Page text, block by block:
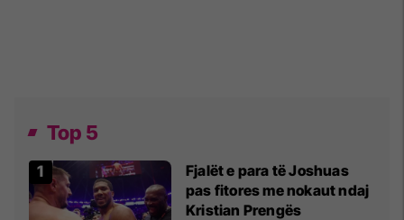
Top 5
Fjalët e para të Joshuas
pas fitores me nokaut ndaj
Kristian Prengës